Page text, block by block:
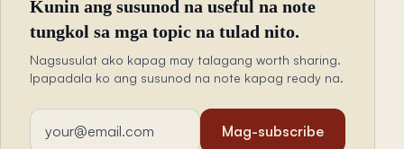
Kunin ang susunod na useful na note
tungkol sa mga topic na tulad nito.
Nagsusulat ako kapag may talagang worth sharing.
Ipapadala ko ang susunod na note kapag ready na.
Email address
Mag-subscribe